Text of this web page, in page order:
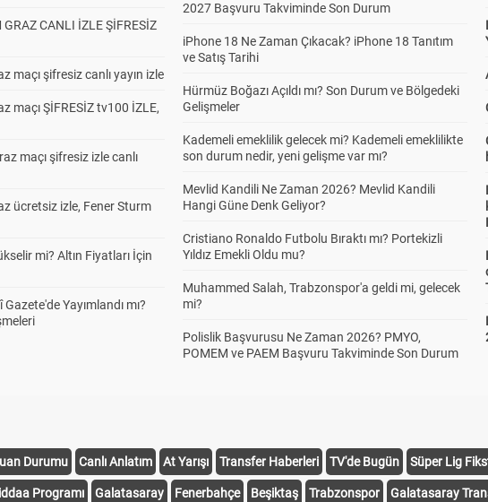
GRAZ CANLI İZLE ŞİFRESİZ
maçı şifresiz canlı yayın izle
maçı ŞİFRESİZ tv100 İZLE,
maçı şifresiz izle canlı
ücretsiz izle, Fener Sturm
mi? Altın Fiyatları İçin
Yayımlandı mı?
2027 Başvuru Takviminde Son Durum
iPhone 18 Ne Zaman Çıkacak? iPhone 18 Tanıtım
ve Satış Tarihi
Hürmüz Boğazı Açıldı mı? Son Durum ve Bölgedeki
Gelişmeler
Kademeli emeklilik gelecek mi? Kademeli emeklilikte
son durum nedir, yeni gelişme var mı?
Mevlid Kandili Ne Zaman 2026? Mevlid Kandili
Hangi Güne Denk Geliyor?
Cristiano Ronaldo Futbolu Bıraktı mı? Portekizli
Yıldız Emekli Oldu mu?
Muhammed Salah, Trabzonspor'a geldi mi, gelecek
mi?
Polislik Başvurusu Ne Zaman 2026? PMYO,
POMEM ve PAEM Başvuru Takviminde Son Durum
Durumu Canlı Anlatım At Yarışı Transfer Haberleri TV'de Bugün Süper Lig
iddaa Programı Galatasaray Fenerbahçe Beşiktaş Trabzonspor Galatasaray